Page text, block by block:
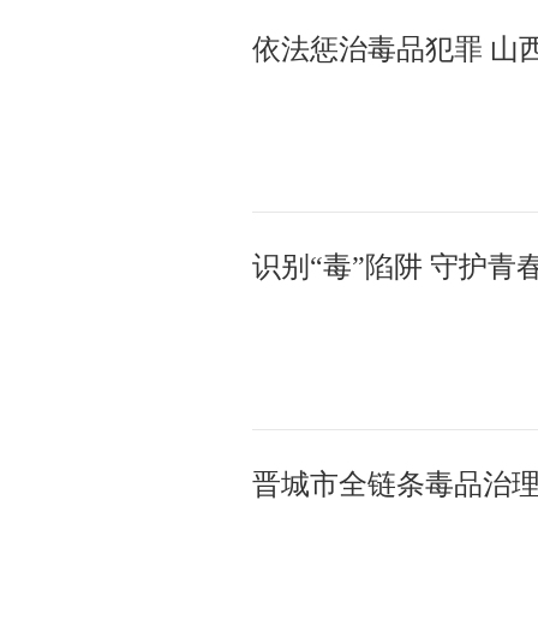
识别“毒”陷阱 守护青
晋城市全链条毒品治